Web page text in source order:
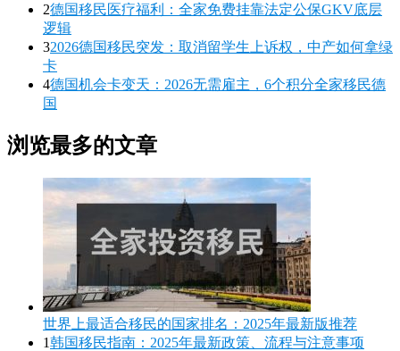
2德国移民医疗福利：全家免费挂靠法定公保GKV底层
逻辑
32026德国移民突发：取消留学生上诉权，中产如何拿绿
卡
4德国机会卡变天：2026无需雇主，6个积分全家移民德
国
浏览最多的文章
世界上最适合移民的国家排名：2025年最新版推荐
1韩国移民指南：2025年最新政策、流程与注意事项